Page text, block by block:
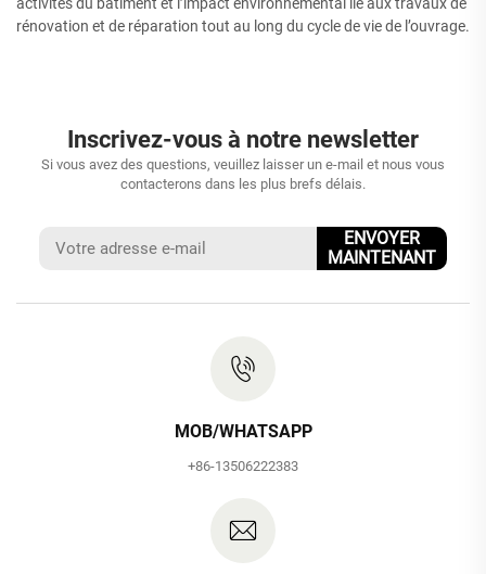
activités du bâtiment et l’impact environnemental lié aux travaux de
rénovation et de réparation tout au long du cycle de vie de l’ouvrage.
Inscrivez-vous à notre newsletter
Si vous avez des questions, veuillez laisser un e-mail et nous vous
contacterons dans les plus brefs délais.
ENVOYER
MAINTENANT
MOB/WHATSAPP
+86-13506222383